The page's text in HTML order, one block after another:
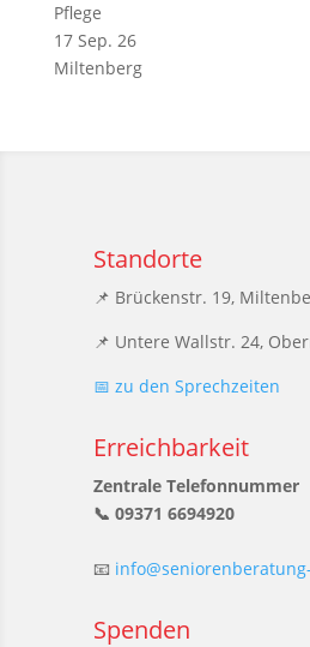
Pflege
17 Sep. 26
Miltenberg
Standorte
📌 Brückenstr. 19,
📌 Untere Wallstr. 24,
📅 zu den Sprechzeiten
Erreichbarkeit
Zentrale Telefonnummer
📞 09371 6694920
📧
Spenden